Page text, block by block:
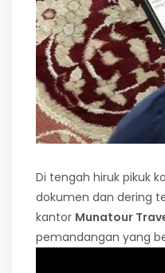
Di tengah hiruk pikuk
dokumen dan dering
kantor Munatour
pemandangan yang